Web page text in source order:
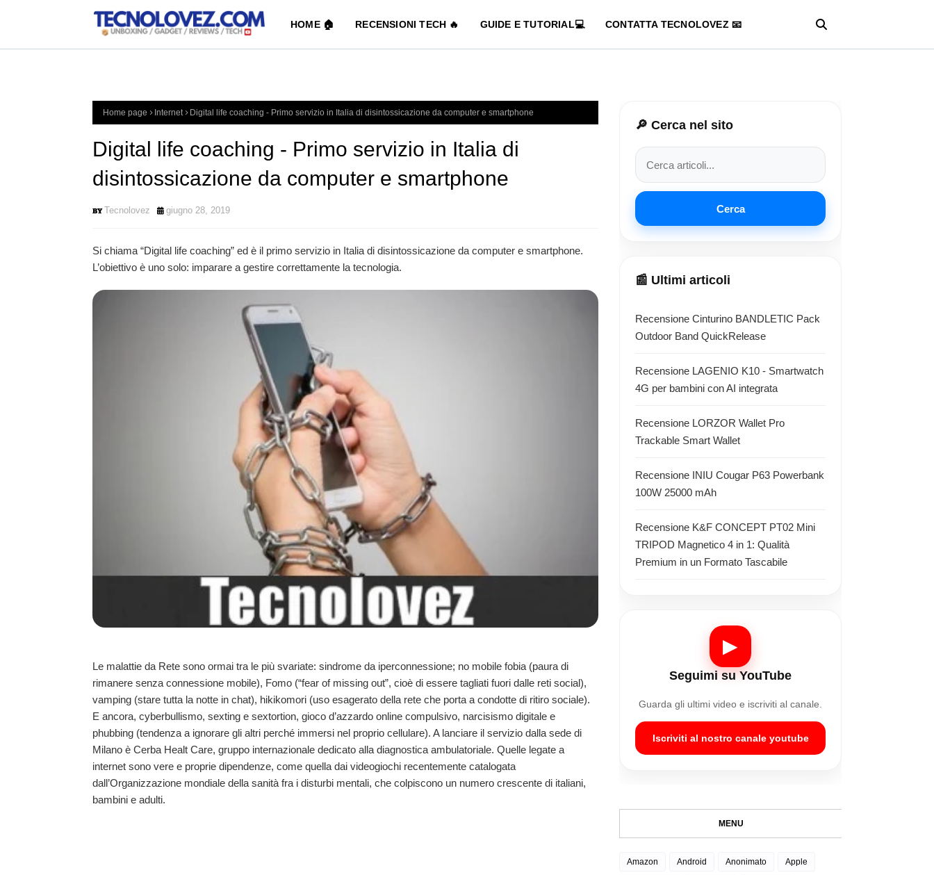
HOME 🏠 RECENSIONI TECH 🔥 GUIDE E TUTORIAL💻 CONTATTA TECNOLOVEZ 📧
Home page Internet Digital life coaching - Primo servizio in Italia di disintossicazione da computer e smartphone
Digital life coaching - Primo servizio in Italia di
disintossicazione da computer e smartphone
Tecnolovez giugno 28, 2019
Si chiama “Digital life coaching” ed è il primo servizio in Italia di disintossicazione da computer e smartphone.
L’obiettivo è uno solo: imparare a gestire correttamente la tecnologia.
Le malattie da Rete sono ormai tra le più svariate: sindrome da iperconnessione; no mobile fobia (paura di
rimanere senza connessione mobile), Fomo (“fear of missing out”, cioè di essere tagliati fuori dalle reti social),
vamping (stare tutta la notte in chat), hikikomori (uso esagerato della rete che porta a condotte di ritiro sociale).
E ancora, cyberbullismo, sexting e sextortion, gioco d’azzardo online compulsivo, narcisismo digitale e
phubbing (tendenza a ignorare gli altri perché immersi nel proprio cellulare). A lanciare il servizio dalla sede di
Milano è Cerba Healt Care, gruppo internazionale dedicato alla diagnostica ambulatoriale. Quelle legate a
internet sono vere e proprie dipendenze, come quella dai videogiochi recentemente catalogata
dall’Organizzazione mondiale della sanità fra i disturbi mentali, che colpiscono un numero crescente di italiani,
bambini e adulti.
🔎 Cerca nel sito
Cerca
📰 Ultimi articoli
Recensione Cinturino BANDLETIC Pack
Outdoor Band QuickRelease
Recensione LAGENIO K10 - Smartwatch
4G per bambini con AI integrata
Recensione LORZOR Wallet Pro
Trackable Smart Wallet
Recensione INIU Cougar P63 Powerbank
100W 25000 mAh
Recensione K&F CONCEPT PT02 Mini
TRIPOD Magnetico 4 in 1: Qualità
Premium in un Formato Tascabile
▶
Seguimi su YouTube
Guarda gli ultimi video e iscriviti al canale.
Iscriviti al nostro canale youtube
MENU
Amazon Android Anonimato Apple